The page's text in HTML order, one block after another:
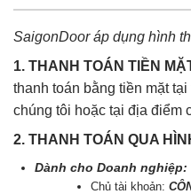
SaigonDoor áp dụng hình
1. THANH TOÁN TIỀN
thanh toán bằng tiền mặt
chúng tôi hoặc tại địa điểm
2. THANH TOÁN QUA
Dành cho Doanh nghiệp:
Chủ tài khoản: